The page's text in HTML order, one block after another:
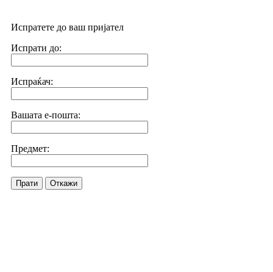
Испратете до ваш пријател
Испрати до:
Испраќач:
Вашата е-пошта:
Предмет:
Прати Откажи